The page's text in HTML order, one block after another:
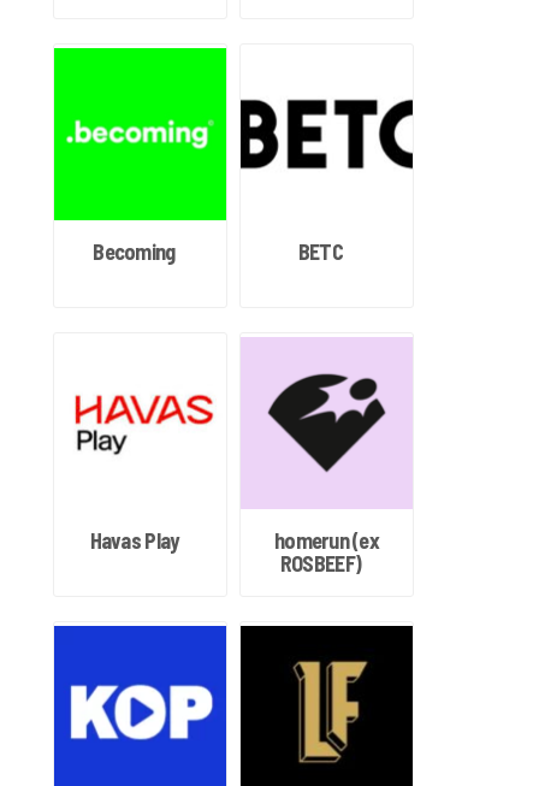
Becoming BETC
Havas Play
homerun (ex
ROSBEEF)